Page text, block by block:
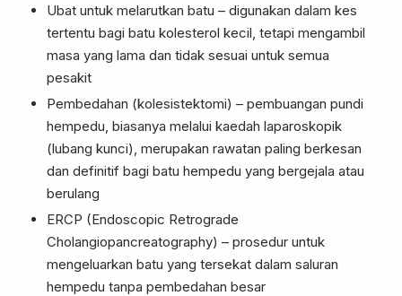
Ubat untuk melarutkan batu – digunakan dalam kes
tertentu bagi batu kolesterol kecil, tetapi mengambil
masa yang lama dan tidak sesuai untuk semua
pesakit
Pembedahan (kolesistektomi) – pembuangan pundi
hempedu, biasanya melalui kaedah laparoskopik
(lubang kunci), merupakan rawatan paling berkesan
dan definitif bagi batu hempedu yang bergejala atau
berulang
ERCP (Endoscopic Retrograde
Cholangiopancreatography) – prosedur untuk
mengeluarkan batu yang tersekat dalam saluran
hempedu tanpa pembedahan besar